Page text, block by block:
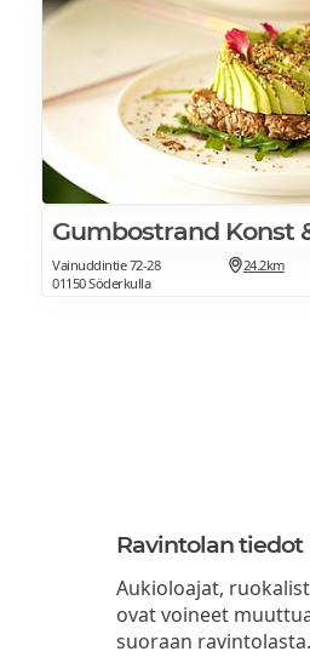
Gumbostrand Konst
Vainuddintie 72-28
01150 Söderkulla
24.2km
Ravintolan tiedot
Aukioloajat,
ovat voineet
suoraan ravintolasta.